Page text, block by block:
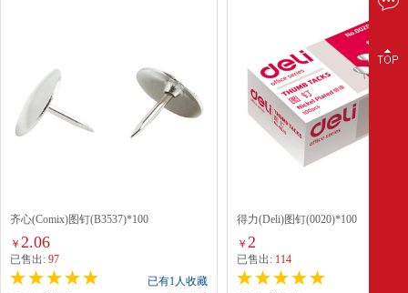
齐心(Comix)图钉(B3537)*100
￥ 2.06
已售出: 97
已有1人收藏
得力(Deli)图钉(0020)*100
￥2
已售出: 114